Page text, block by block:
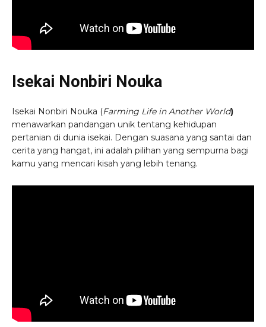
Isekai Nonbiri Nouka
Isekai Nonbiri Nouka (Farming Life in Another World)
menawarkan pandangan unik tentang kehidupan
pertanian di dunia isekai. Dengan suasana yang santai dan
cerita yang hangat, ini adalah pilihan yang sempurna bagi
kamu yang mencari kisah yang lebih tenang.